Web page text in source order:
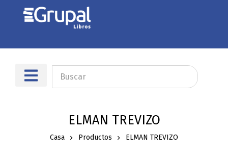
ELMAN TREVIZO
Casa Productos ELMAN TREVIZO